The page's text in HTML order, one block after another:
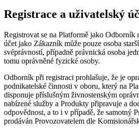
Registrace a uživatelský
Registrovat se na Platformě jako Odborník
účet jako Zákazník může pouze osoba
svéprávností, případně právnická osoba
tomu oprávněné fyzické osoby.
Odborník při registraci prohlašuje, že je
podnikatelské činnosti v oboru, který na
disponuje příslušným živnostenským
nabízené služby a Produkty připravuje a
odpovědnost, a to i v případě, že samotný
prodáván Provozovatelem dle